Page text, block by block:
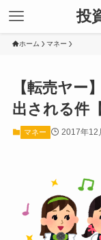
投
ホーム マネー
【転売ヤー
出される件
マネー 2017年12